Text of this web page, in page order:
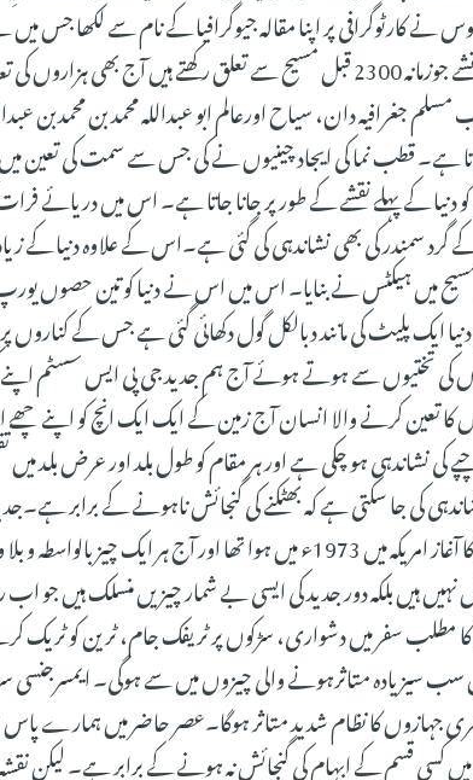
نے کارٹوگرافی پر اپنا مقالہ جیوگرافیا کے نام سے لکھا
کے جدید اصول وضع کیے۔ یہ پرانے نقشے جوزمانہ 2300 قبل مسیح سے تعلق رکھتے ہیں
جغرافیہ دان، سیاح اورعالم ابو عبداللہ محمد بن محمدبن
ہے۔ قطب نما کی ایجاد چینیوں نے کی جس سے سمت کی تعین
دنیا کے پہلے نقشے کے طور پر جانا جاتا ہے۔ اس میں دریائے
گرد سمندر کی بھی نشاندہی کی گئی ہے۔اس کے علاوہ دنیا کے
میں ہیکٹس نے بنایا۔ اس میں اس نے دنیا کو تین حصوں یورپ،
ایک پلیٹ کی مانند دبالکل گول دکھائی گئی ہے جس کے
کی تختیوں سے ہوتے ہوئے آج ہم جدید جی پی ایس سسٹم
تعین کرنے والا انسان آج زمین کے ایک ایک انچ کو اپنے چھے
کی نشاندہی ہو چکی ہے اور ہر مقام کو طول بلد اور عرض بلد
کی جا سکتی ہے کہ بھٹکنے کی گنجائش ناہونے کے برابر
سیٹلائیٹ کی مدد سے کام کر تا ہے جس کا آغاز امریکہ میں 1973ء میں ہوا تھا اور
بلکہ دور جدید کی ایسی بے شمار چیزیں منسلک ہیں جو اب
سفر میں دشواری، سڑکوں پر ٹریفک جام، ٹرین کو ٹریک
سیزیادہ متاثرہونے والی چیزوں میں سے ہوگی۔ ایمسرجنسی
جہازوں کا نظام شدید متاثر ہوگا۔عصر حاضر میں ہمارے
میں کسی قسم کے ابہام کی گنجائش نہ ہونے کے برابر ہے۔ لیکن